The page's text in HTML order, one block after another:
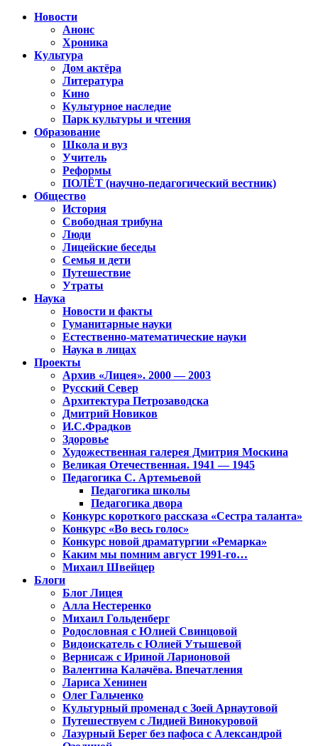
Новости
Анонс
Хроника
Культура
Дом актёра
Литература
Кино
Культурное наследие
Парк культуры и чтения
Образование
Школа и вуз
Учитель
Реформы
ПОЛЁТ (научно-педагогический вестник)
Общество
История
Свободная трибуна
Люди
Лицейские беседы
Семья и дети
Путешествие
Утраты
Наука
Новости и факты
Гуманитарные науки
Естественно-математические науки
Наука в лицах
Проекты
Архив «Лицея». 2000 — 2003
Русский Север
Архитектура Петрозаводска
Дмитрий Новиков
И.С.Фрадков
Здоровье
Художественная галерея Дмитрия Москина
Великая Отечественная. 1941 — 1945
Педагогика С. Артемьевой
Педагогика школы
Педагогика двора
Конкурс короткого рассказа «Сестра таланта»
Конкурс «Во весь голос»
Конкурс новой драматургии «Ремарка»
Каким мы помним август 1991-го…
Михаил Швейцер
Блоги
Блог Лицея
Алла Нестеренко
Михаил Гольденберг
Родословная с Юлией Свинцовой
Видоискатель с Юлией Утышевой
Вернисаж с Ириной Ларионовой
Валентина Калачёва. Впечатления
Лариса Хенинен
Олег Гальченко
Культурный променад с Зоей Арнаутовой
Путешествуем с Лидией Винокуровой
Лазурный Берег без пафоса с Александрой